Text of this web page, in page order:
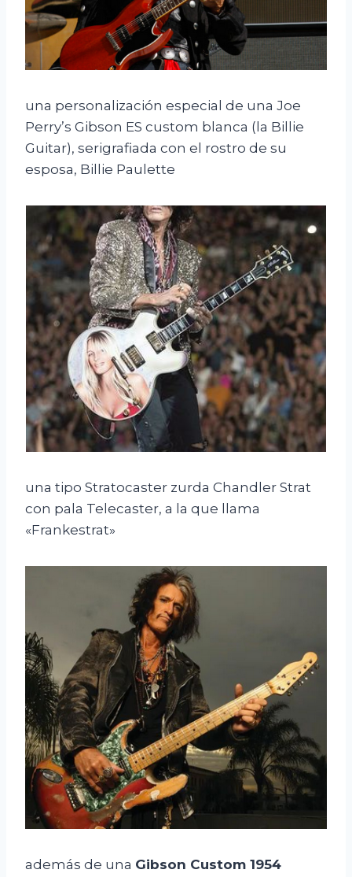
una personalización especial de una Joe
Perry’s Gibson ES custom blanca (la Billie
Guitar), serigrafiada con el rostro de su
esposa, Billie Paulette
una tipo Stratocaster zurda Chandler Strat
con pala Telecaster, a la que llama
«Frankestrat»
además de una Gibson Custom 1954